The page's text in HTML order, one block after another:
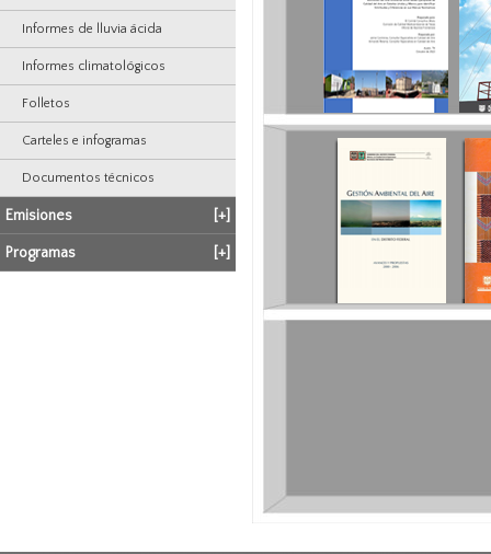
Informes de lluvia ácida
Informes climatológicos
Folletos
Carteles e infogramas
Documentos técnicos
Emisiones [+]
Programas [+]